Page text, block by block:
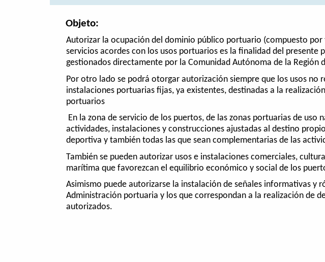
Objeto:
Autorizar la ocupación del dominio público portuario (compuesto
servicios acordes con los usos portuarios es la finalidad del
gestionados directamente por la Comunidad Autónoma de la Región
Por otro lado se podrá otorgar autorización siempre que los usos
instalaciones portuarias fijas, ya existentes, destinadas a la
portuarios
En la zona de servicio de los puertos, de las zonas portuarias de
actividades, instalaciones y construcciones ajustadas al destino
deportiva y también todas las que sean complementarias de las
También se pueden autorizar usos e instalaciones comerciales,
marítima que favorezcan el equilibrio económico y social de los
Asimismo puede autorizarse la instalación de señales informativas y
Administración portuaria y los que correspondan a la realización de
autorizados.